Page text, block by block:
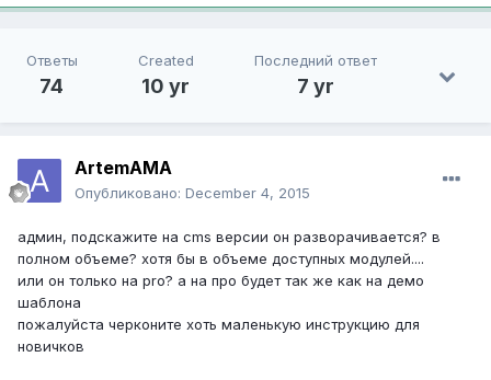
Ответы
74
Created
10 yr
Последний ответ
7 yr
ArtemAMA
Опубликовано: December 4, 2015
админ, подскажите на cms версии он разворачивается? в
полном объеме? хотя бы в объеме доступных модулей....
или он только на pro? а на про будет так же как на демо
шаблона
пожалуйста черконите хоть маленькую инструкцию для
новичков